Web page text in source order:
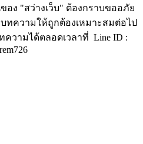
ง "สว่างเว็บ" ต้องกราบขออภัย
ความให้ถูกต้องเหมาะสมต่อไป
วามได้ตลอดเวลาที่ Line ID :